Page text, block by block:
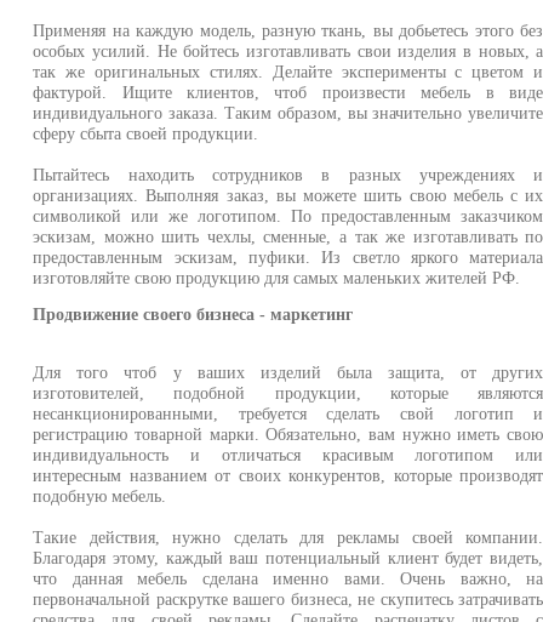
Применяя на каждую модель, разную ткань, вы добьетесь этого без
особых усилий. Не бойтесь изготавливать свои изделия в новых, а
так же оригинальных стилях. Делайте эксперименты с цветом и
фактурой. Ищите клиентов, чтоб произвести мебель в виде
индивидуального заказа. Таким образом, вы значительно увеличите
сферу сбыта своей продукции.
Пытайтесь находить сотрудников в разных учреждениях и
организациях. Выполняя заказ, вы можете шить свою мебель с их
символикой или же логотипом. По предоставленным заказчиком
эскизам, можно шить чехлы, сменные, а так же изготавливать по
предоставленным эскизам, пуфики. Из светло яркого материала
изготовляйте свою продукцию для самых маленьких жителей РФ.
Продвижение своего бизнеса - маркетинг
Для того чтоб у ваших изделий была защита, от других
изготовителей, подобной продукции, которые являются
несанкционированными, требуется сделать свой логотип и
регистрацию товарной марки. Обязательно, вам нужно иметь свою
индивидуальность и отличаться красивым логотипом или
интересным названием от своих конкурентов, которые производят
подобную мебель.
Такие действия, нужно сделать для рекламы своей компании.
Благодаря этому, каждый ваш потенциальный клиент будет видеть,
что данная мебель сделана именно вами. Очень важно, на
первоначальной раскрутке вашего бизнеса, не скупитесь затрачивать